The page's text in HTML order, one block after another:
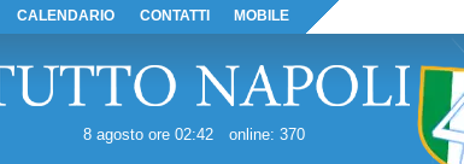
CALENDARIO CONTATTI MOBILE
8 agosto ore 02:42 online: 370